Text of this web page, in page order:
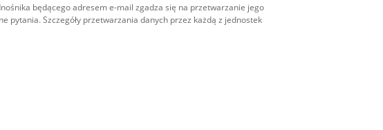
będącego adresem e-mail zgadza się na przetwarzanie jego
pytania. Szczegóły przetwarzania danych przez każdą z jednostek